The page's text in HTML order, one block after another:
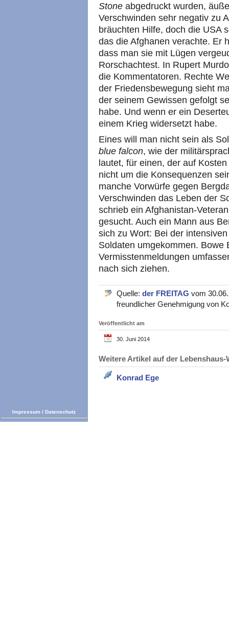
Stone abgedruckt wurden,
Verschwinden sehr negativ zu
bräuchten Hilfe, doch die USA
das die Afghanen verachte. Er
dass man sie mit Lügen
Rorschachtest. In Rupert
die Kommentatoren. Rechte
der Friedensbewegung sieht
der seinem Gewissen gefolgt
habe. Und wenn er ein
einem Krieg widersetzt habe.
Eines will man nicht sein als
blue falcon, wie der
lautet, für einen, der auf
nicht um die Konsequenzen
manche Vorwürfe gegen
Verschwinden das Leben der
schrieb ein Afghanistan-
gesucht. Auch ein Mann aus
sich zu Wort: Bei der
Soldaten umgekommen. Bowe
Vermisstenmeldungen
nach sich ziehen.
Quelle: der FREITAG vom
freundlicher Genehmigung von
Veröffentlicht am
30. Juni 2014
Weitere Artikel auf der
Konrad Ege
Impressum / Datenschutz